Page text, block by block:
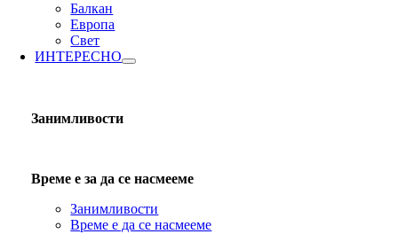
Балкан
Европа
Свет
ИНТЕРЕСНО
Занимливости
Време е за да се насмееме
Занимливости
Време е да се насмееме